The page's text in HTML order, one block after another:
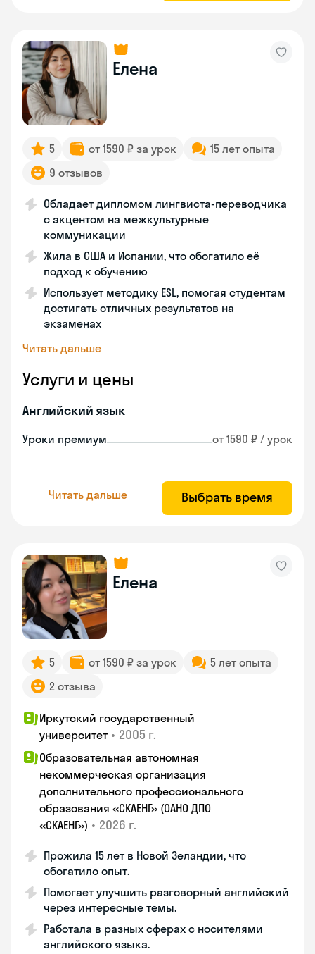
Елена
5 от 1590 ₽ за урок
15 лет опыта
9 отзывов
Обладает дипломом лингвиста-переводчика
с акцентом на межкультурные
коммуникации
Жила в США и Испании, что обогатило её
подход к обучению
Использует методику ESL, помогая студентам
достигать отличных результатов на
экзаменах
Читать дальше
Услуги и цены
Английский язык
Уроки премиум от 1590 ₽ / урок
Читать дальше Выбрать время
Елена
5 от 1590 ₽ за урок
5 лет опыта
2 отзыва
Иркутский государственный
университет • 2005 г.
Образовательная автономная
некоммерческая организация
дополнительного профессионального
образования «СКАЕНГ» (ОАНО ДПО
«СКАЕНГ») • 2026 г.
Прожила 15 лет в Новой Зеландии, что
обогатило опыт.
Помогает улучшить разговорный английский
через интересные темы.
Работала в разных сферах с носителями
английского языка.